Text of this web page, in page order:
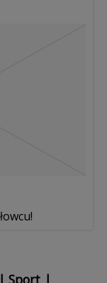
| Sport |